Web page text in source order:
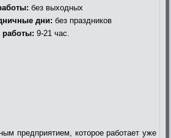
без выходных
дни: без праздников
9-21 час.
предприятием, которое работает уже